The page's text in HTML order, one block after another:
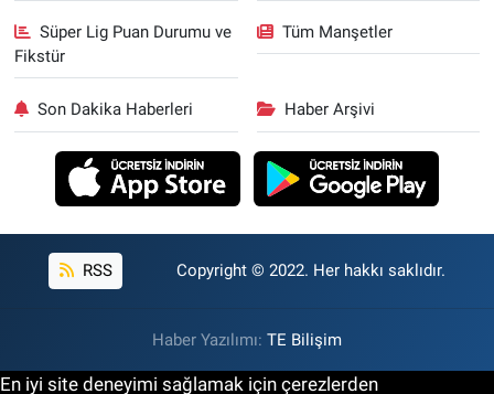
Süper Lig Puan Durumu ve
Fikstür
Tüm Manşetler
Son Dakika Haberleri Haber Arşivi
RSS Copyright © 2022. Her hakkı saklıdır.
Haber Yazılımı: TE Bilişim
En iyi site deneyimi sağlamak için çerezlerden